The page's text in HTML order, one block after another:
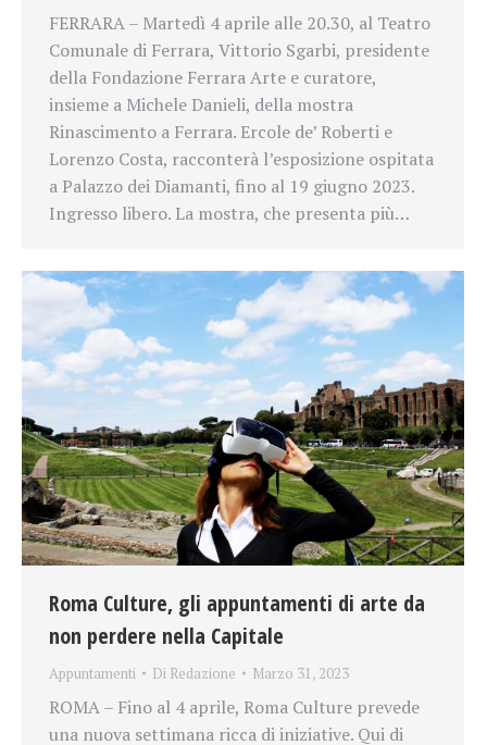
FERRARA – Martedì 4 aprile alle 20.30, al Teatro
Comunale di Ferrara, Vittorio Sgarbi, presidente
della Fondazione Ferrara Arte e curatore,
insieme a Michele Danieli, della mostra
Rinascimento a Ferrara. Ercole de’ Roberti e
Lorenzo Costa, racconterà l’esposizione ospitata
a Palazzo dei Diamanti, fino al 19 giugno 2023.
Ingresso libero. La mostra, che presenta più…
Roma Culture, gli appuntamenti di arte da
non perdere nella Capitale
Appuntamenti Di Redazione Marzo 31, 2023
ROMA – Fino al 4 aprile, Roma Culture prevede
una nuova settimana ricca di iniziative. Qui di